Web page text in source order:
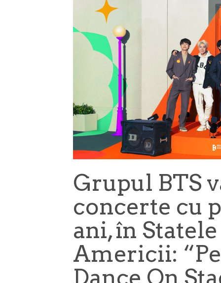
Grupul BTS
concerte cu
ani, în
Americii:
Dance On